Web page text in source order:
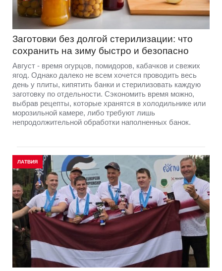
Заготовки без долгой стерилизации: что
сохранить на зиму быстро и безопасно
Август - время огурцов, помидоров, кабачков и свежих
ягод. Однако далеко не всем хочется проводить весь
день у плиты, кипятить банки и стерилизовать каждую
заготовку по отдельности. Сэкономить время можно,
выбрав рецепты, которые хранятся в холодильнике или
морозильной камере, либо требуют лишь
непродолжительной обработки наполненных банок.
ЛАТВИЯ